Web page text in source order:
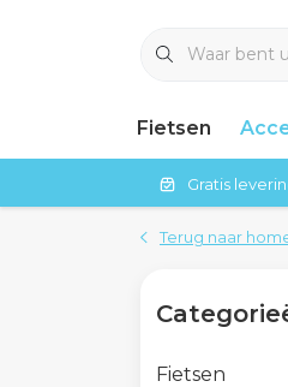
Fietsen
Gratis
Terug naar
Fietsen